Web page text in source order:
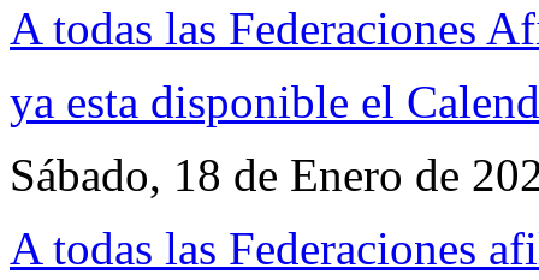
A todas las Federaciones
ya esta disponible el
Sábado, 18 de Enero de
A todas las Federaciones